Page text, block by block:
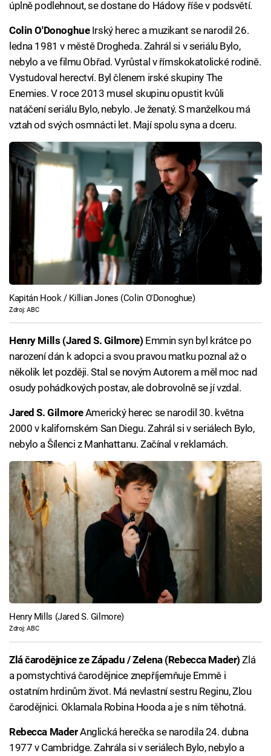
úplně podlehnout, se dostane do Hádovy říše v podsvětí.
Colin O'DonoghueIrský herec a muzikant se narodil 26.
ledna 1981 v městě Drogheda. Zahrál si v seriálu Bylo,
nebylo a ve filmu Obřad. Vyrůstal v římskokatolické rodině.
Vystudoval herectví. Byl členem irské skupiny The
Enemies. V roce 2013 musel skupinu opustit kvůli
natáčení seriálu Bylo, nebylo. Je ženatý. S manželkou má
vztah od svých osmnácti let. Mají spolu syna a dceru.
Kapitán Hook / Killian Jones (Colin O'Donoghue)
Zdroj: ABC
Henry Mills (Jared S. Gilmore) Emmin syn byl krátce po
narození dán k adopci a svou pravou matku poznal až o
několik let později. Stal se novým Autorem a měl moc nad
osudy pohádkových postav, ale dobrovolně se jí vzdal.
Jared S. GilmoreAmerický herec se narodil 30. května
2000 v kalifornském San Diegu. Zahrál si v seriálech Bylo,
nebylo a Šílenci z Manhattanu. Začínal v reklamách.
Henry Mills (Jared S. Gilmore)
Zdroj: ABC
Zlá čarodějnice ze Západu / Zelena (Rebecca Mader) Zlá
a pomstychtivá čarodějnice znepříjemňuje Emmě i
ostatním hrdinům život. Má nevlastní sestru Reginu, Zlou
čarodějnici. Oklamala Robina Hooda a je s ním těhotná.
Rebecca MaderAnglická herečka se narodila 24. dubna
1977 v Cambridge. Zahrála si v seriálech Bylo, nebylo a